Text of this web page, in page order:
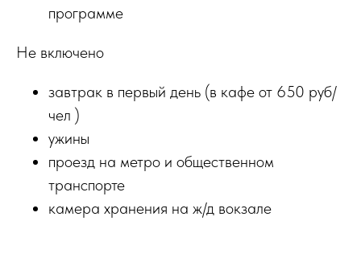
программе
Не включено
завтрак в первый день (в кафе от 650 руб/
чел )
ужины
проезд на метро и общественном
транспорте
камера хранения на ж/д вокзале